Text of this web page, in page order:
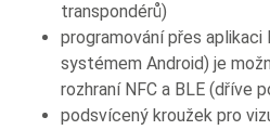
transpondérů)
programování přes
systémem Android) je
rozhraní NFC a BLE (dříve
podsvícený kroužek pro